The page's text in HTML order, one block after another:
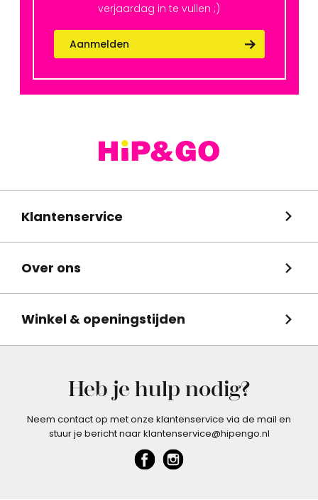
verjaardag in te vullen ;)
Aanmelden
Klantenservice
Over ons
Winkel & openingstijden
Heb je hulp nodig?
Neem contact op met onze klantenservice via de mail en
stuur je bericht naar klantenservice@hipengo.nl